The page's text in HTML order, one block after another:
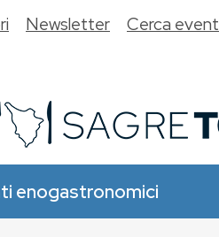
enogastronomici
Newsletter Cerca